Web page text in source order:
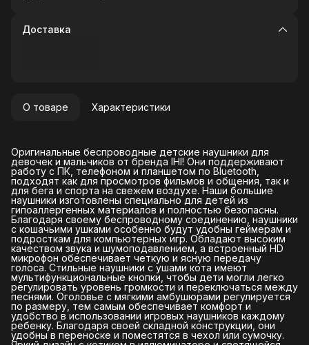
Доставка
О товаре Характеристики
Оригинальные беспроводные детские наушники для
девочек и мальчиков от бренда IHI! Они поддерживают
работу с ПК, телефоном и планшетом по Bluetooth,
подходят как для просмотров фильмов и общения, так и
для бега и спорта на свежем воздухе. Наши большие
наушники изготовлены специально для детей из
гипоаллергенных материалов и полностью безопасны.
Благодаря своему беспроводному соединению, наушники
с кошачьими ушками особенно будут удобны геймерам и
подросткам для компьютерных игр. Обладают высоким
качеством звука и шумоподавлением, а встроенный HD
микрофон обеспечивает четкую и ясную передачу
голоса. Стильные наушники с ушами кота имеют
мультифункциональные кнопки, чтобы дети могли легко
регулировать уровень громкости и переключаться между
песнями. Оголовье с мягкими амбушюрами регулируется
по размеру, тем самым обеспечивает комфорт и
удобство в использовании игровых наушников каждому
ребенку. Благодаря своей складной конструкции, они
удобны в переноске и поместятся в чехол или сумочку.